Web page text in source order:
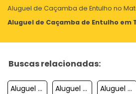
Aluguel de Caçamba de Entulho no
Aluguel de Caçamba de Entulho em
Buscas relacionadas:
Aluguel De Cacamba De Entulho Em Nova Xavantina Aluguel De Cacamba De Entulho Em Paranatinga Aluguel De Cacamba De Entulho Em Sao Jose Dos Quatro Marcos